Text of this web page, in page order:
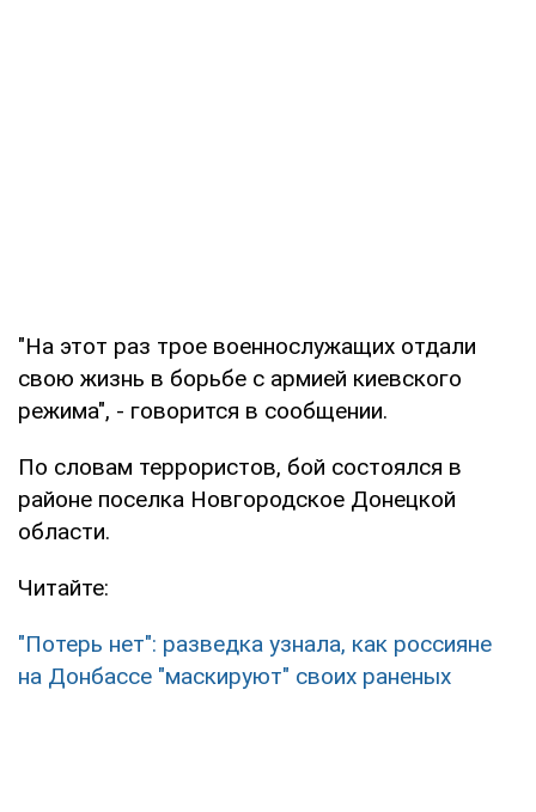
"На этот раз трое военнослужащих отдали
свою жизнь в борьбе с армией киевского
режима", - говорится в сообщении.
По словам террористов, бой состоялся в
районе поселка Новгородское Донецкой
области.
Читайте:
"Потерь нет": разведка узнала, как россияне
на Донбассе "маскируют" своих раненых